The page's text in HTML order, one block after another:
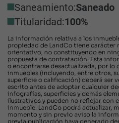
Saneamiento:Saneado
Titularidad:100%
La información relativa a los
propiedad de LandCo tiene
orientativo, no constituyendo en
propuesta de contratación. Esta
o encontrarse desactualizada, por lo
inmuebles (incluyendo, entre otros,
superficie o calificación) deberá ser
escrito antes de adoptar cualquier
infografías, superficies y demás
ilustrativos y pueden no reflejar con
inmueble. LandCo podrá actualizar,
momento y sin previo aviso la
previa publicación haya generado